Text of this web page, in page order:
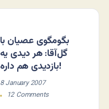
بگومگوی عصیان با
گل‌آقا: هر دیدی یه
بازدیدی هم داره!
8 January 2007
12 Comments